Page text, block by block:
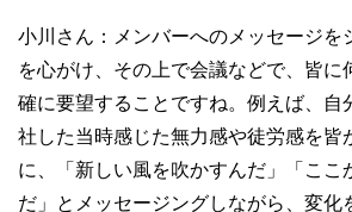
小川さん： メンバーへのメッセージを
を心がけ、その上で会議などで、皆に
確に要望することですね。例えば、自
社した当時感じた無力感や徒労感を皆
に、「新しい風を吹かすんだ」「ここ
だ」とメッセージングしながら、変化